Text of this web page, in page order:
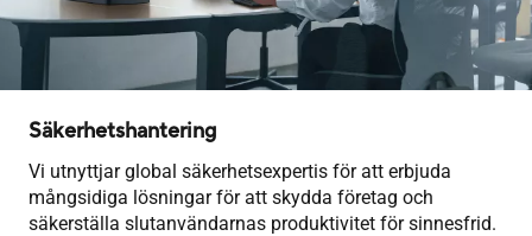
Säkerhetshantering
Vi utnyttjar global säkerhetsexpertis för att erbjuda
mångsidiga lösningar för att skydda företag och
säkerställa slutanvändarnas produktivitet för sinnesfrid.